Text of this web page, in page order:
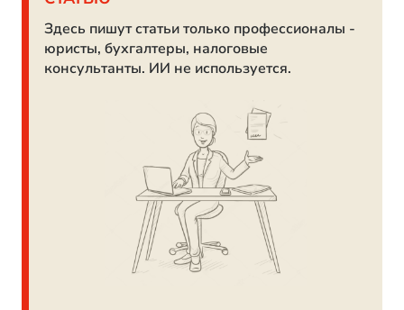
Здесь пишут статьи только профессионалы -
юристы, бухгалтеры, налоговые
консультанты. ИИ не используется.